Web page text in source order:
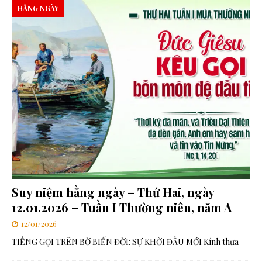
Suy niệm hằng ngày – Thứ Hai, ngày
12.01.2026 – Tuần I Thường niên, năm A
HẰNG NGÀY
12/01/2026
TIẾNG GỌI TRÊN BỜ BIỂN ĐỜI: SỰ KHỞI ĐẦU MỚI Kính thưa